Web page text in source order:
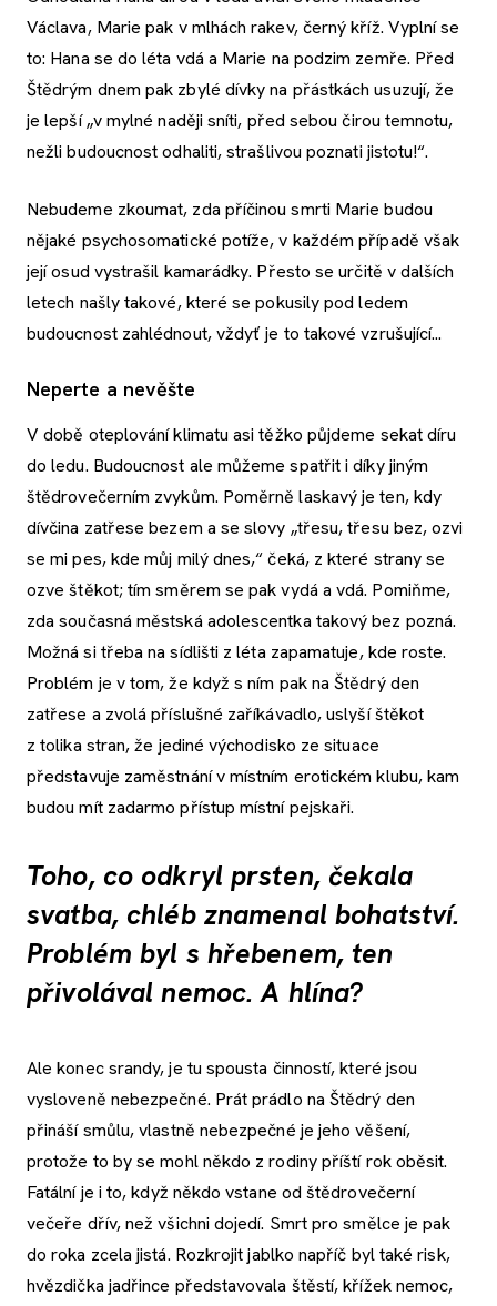
Václava, Marie pak v mlhách rakev, černý kříž. Vyplní se
to: Hana se do léta vdá a Marie na podzim zemře. Před
Štědrým dnem pak zbylé dívky na přástkách usuzují, že
je lepší „v mylné naději sníti, před sebou čirou temnotu,
nežli budoucnost odhaliti, strašlivou poznati jistotu!“.
Nebudeme zkoumat, zda příčinou smrti Marie budou
nějaké psychosomatické potíže, v každém případě však
její osud vystrašil kamarádky. Přesto se určitě v dalších
letech našly takové, které se pokusily pod ledem
budoucnost zahlédnout, vždyť je to takové vzrušující...
Neperte a nevěšte
V době oteplování klimatu asi těžko půjdeme sekat díru
do ledu. Budoucnost ale můžeme spatřit i díky jiným
štědrovečerním zvykům. Poměrně laskavý je ten, kdy
dívčina zatřese bezem a se slovy „třesu, třesu bez, ozvi
se mi pes, kde můj milý dnes,“ čeká, z které strany se
ozve štěkot; tím směrem se pak vydá a vdá. Pomiňme,
zda současná městská adolescentka takový bez pozná.
Možná si třeba na sídlišti z léta zapamatuje, kde roste.
Problém je v tom, že když s ním pak na Štědrý den
zatřese a zvolá příslušné zaříkávadlo, uslyší štěkot
z tolika stran, že jediné východisko ze situace
představuje zaměstnání v místním erotickém klubu, kam
budou mít zadarmo přístup místní pejskaři.
Toho, co odkryl prsten, čekala
svatba, chléb znamenal bohatství.
Problém byl s hřebenem, ten
přivolával nemoc. A hlína?
Ale konec srandy, je tu spousta činností, které jsou
vysloveně nebezpečné. Prát prádlo na Štědrý den
přináší smůlu, vlastně nebezpečné je jeho věšení,
protože to by se mohl někdo z rodiny příští rok oběsit.
Fatální je i to, když někdo vstane od štědrovečerní
večeře dřív, než všichni dojedí. Smrt pro smělce je pak
do roka zcela jistá. Rozkrojit jablko napříč byl také risk,
hvězdička jadřince představovala štěstí, křížek nemoc,